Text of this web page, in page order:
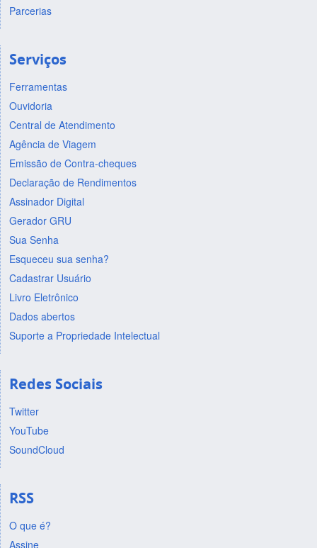
Parcerias
Serviços
Ferramentas
Ouvidoria
Central de Atendimento
Agência de Viagem
Emissão de Contra-cheques
Declaração de Rendimentos
Assinador Digital
Gerador GRU
Sua Senha
Esqueceu sua senha?
Cadastrar Usuário
Livro Eletrônico
Dados abertos
Suporte a Propriedade Intelectual
Redes Sociais
Twitter
YouTube
SoundCloud
RSS
O que é?
Assine